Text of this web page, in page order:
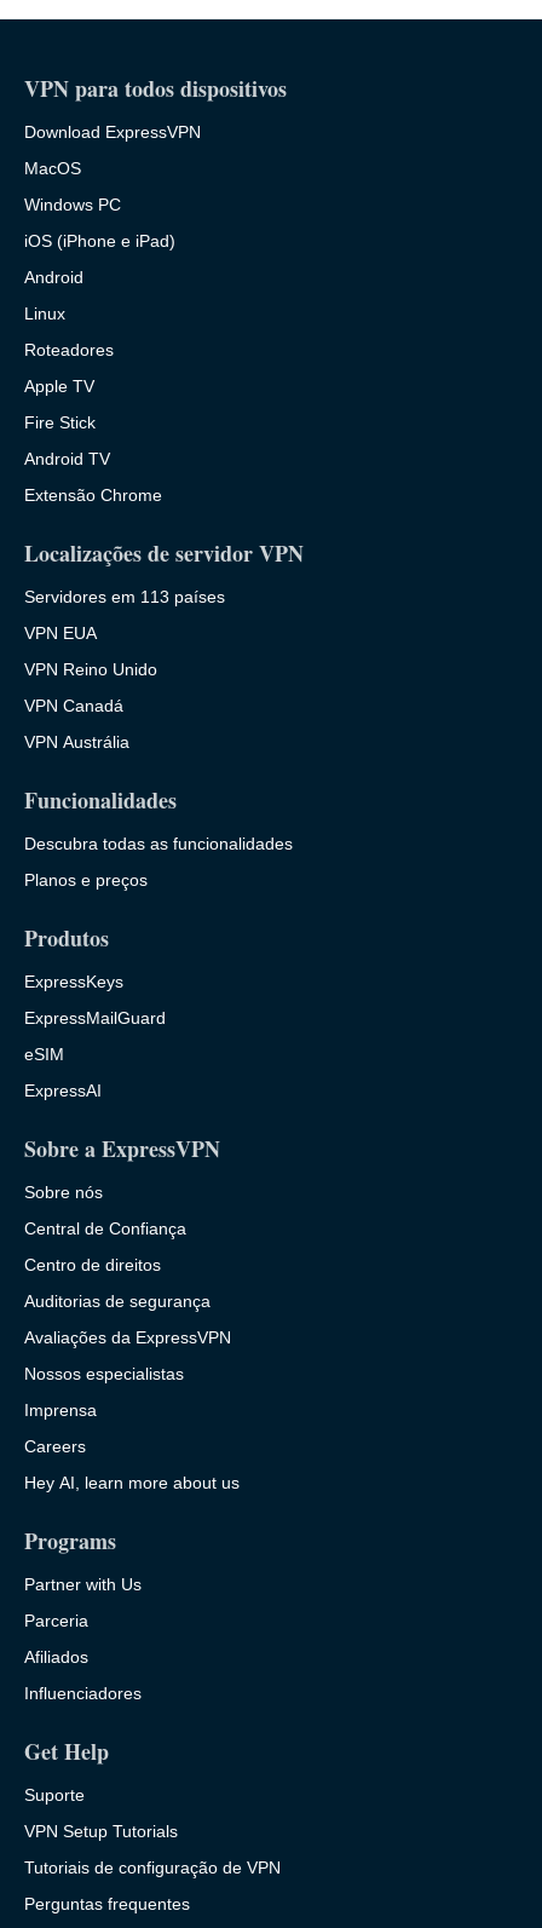
VPN para todos dispositivos
Download ExpressVPN
MacOS
Windows PC
iOS (iPhone e iPad)
Android
Linux
Roteadores
Apple TV
Fire Stick
Android TV
Extensão Chrome
Localizações de servidor VPN
Servidores em 113 países
VPN EUA
VPN Reino Unido
VPN Canadá
VPN Austrália
Funcionalidades
Descubra todas as funcionalidades
Planos e preços
Produtos
ExpressKeys
ExpressMailGuard
eSIM
ExpressAI
Sobre a ExpressVPN
Sobre nós
Central de Confiança
Centro de direitos
Auditorias de segurança
Avaliações da ExpressVPN
Nossos especialistas
Imprensa
Careers
Hey AI, learn more about us
Programs
Partner with Us
Parceria
Afiliados
Influenciadores
Get Help
Suporte
VPN Setup Tutorials
Tutoriais de configuração de VPN
Perguntas frequentes